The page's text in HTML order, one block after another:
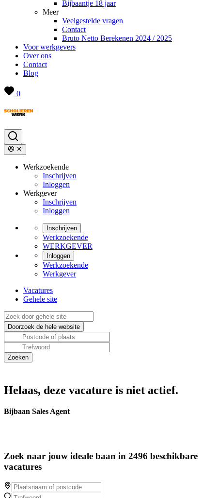
Bijbaantje 18 jaar
Meer
Veelgestelde vragen
Contact
Bruto Netto Berekenen 2024 / 2025
Voor werkgevers
Over ons
Contact
Blog
0
Werkzoekende
Inschrijven
Inloggen
Werkgever
Inschrijven
Inloggen
Inschrijven
Werkzoekende
WERKGEVER
Inloggen
Werkzoekende
Werkgever
Vacatures
Gehele site
Helaas, deze vacature is niet actief.
Bijbaan Sales Agent
Zoek naar jouw ideale baan in 2496 beschikbare
vacatures